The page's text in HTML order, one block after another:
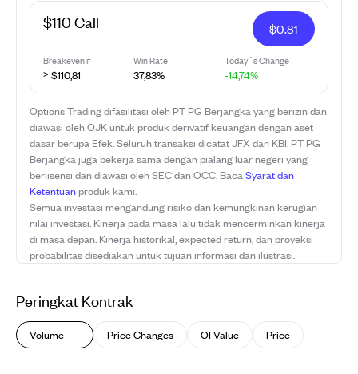
$110 Call $0.81
Breakeven if Win Rate Today`s Change
≥ $110,81 37,83% -14,74%
Options Trading difasilitasi oleh PT PG Berjangka yang berizin dan
diawasi oleh OJK untuk produk derivatif keuangan dengan aset
dasar berupa Efek. Seluruh transaksi dicatat JFX dan KBI. PT PG
Berjangka juga bekerja sama dengan pialang luar negeri yang
berlisensi dan diawasi oleh SEC dan OCC. BacaSyarat dan
Ketentuanproduk kami.
Semua investasi mengandung risiko dan kemungkinan kerugian
nilai investasi. Kinerja pada masa lalu tidak mencerminkan kinerja
di masa depan. Kinerja historikal, expected return, dan proyeksi
probabilitas disediakan untuk tujuan informasi dan ilustrasi.
Peringkat Kontrak
Volume Price Changes OI Value Price